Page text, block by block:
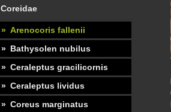
Coreidae
Arenocoris fallenii
Bathysolen nubilus
Ceraleptus gracilicornis
Ceraleptus lividus
Coreus marginatus